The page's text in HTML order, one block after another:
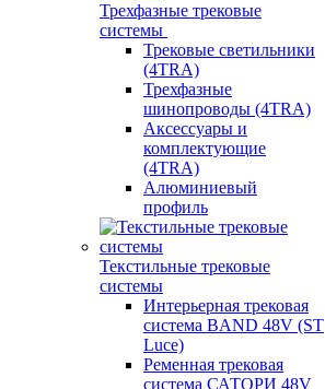
Трехфазные трековые
системы
Трековые светильники
(4TRA)
Трехфазные
шинопроводы (4TRA)
Аксессуары и
комплектующие
(4TRA)
Алюминиевый
профиль
Текстильные трековые
системы
Интерьерная трековая
система BAND 48V (ST
Luce)
Ременная трековая
система САТОРИ 48V